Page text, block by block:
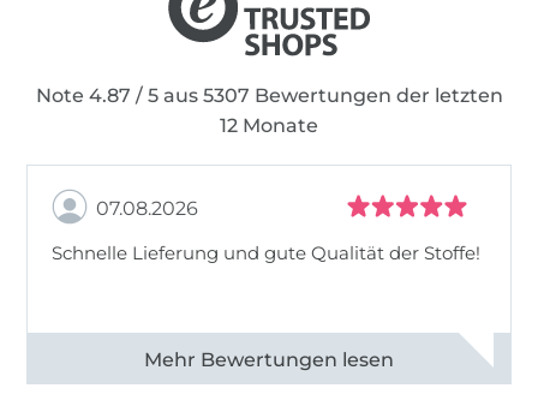
Note 4.87 / 5 aus 5307 Bewertungen der letzten
12 Monate
07.08.2026
Schnelle Lieferung und gute Qualität der Stoffe!
Alle 82968 Bewertungen ansehen